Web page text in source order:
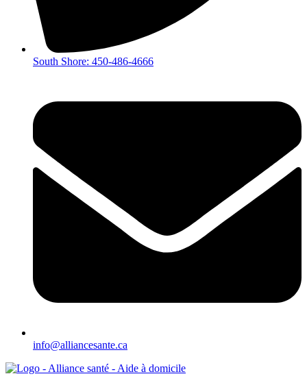
South Shore: 450-486-4666
info@alliancesante.ca